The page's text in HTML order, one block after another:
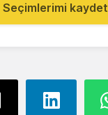
Seçimlerimi kaydet